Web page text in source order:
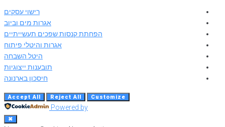
רישוי עסקים
אגרות מים וביוב
הפחתת קנסות שפכים תעשייתיים
אגרות והיטלי פיתוח
היטל השבחה
תובענות ייצוגיות
חיסכון בארנונה
Customize
Reject All
Accept All
Powered by
✖